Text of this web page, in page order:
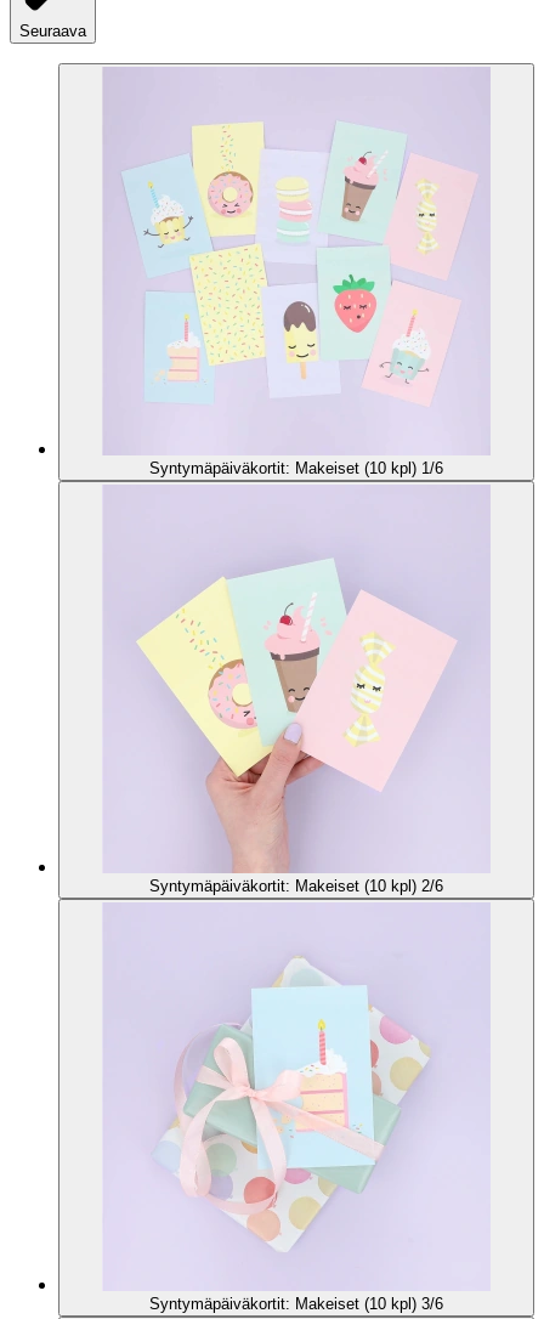
Seuraava
Syntymäpäiväkortit: Makeiset (10 kpl) 1/6
Syntymäpäiväkortit: Makeiset (10 kpl) 2/6
Syntymäpäiväkortit: Makeiset (10 kpl) 3/6